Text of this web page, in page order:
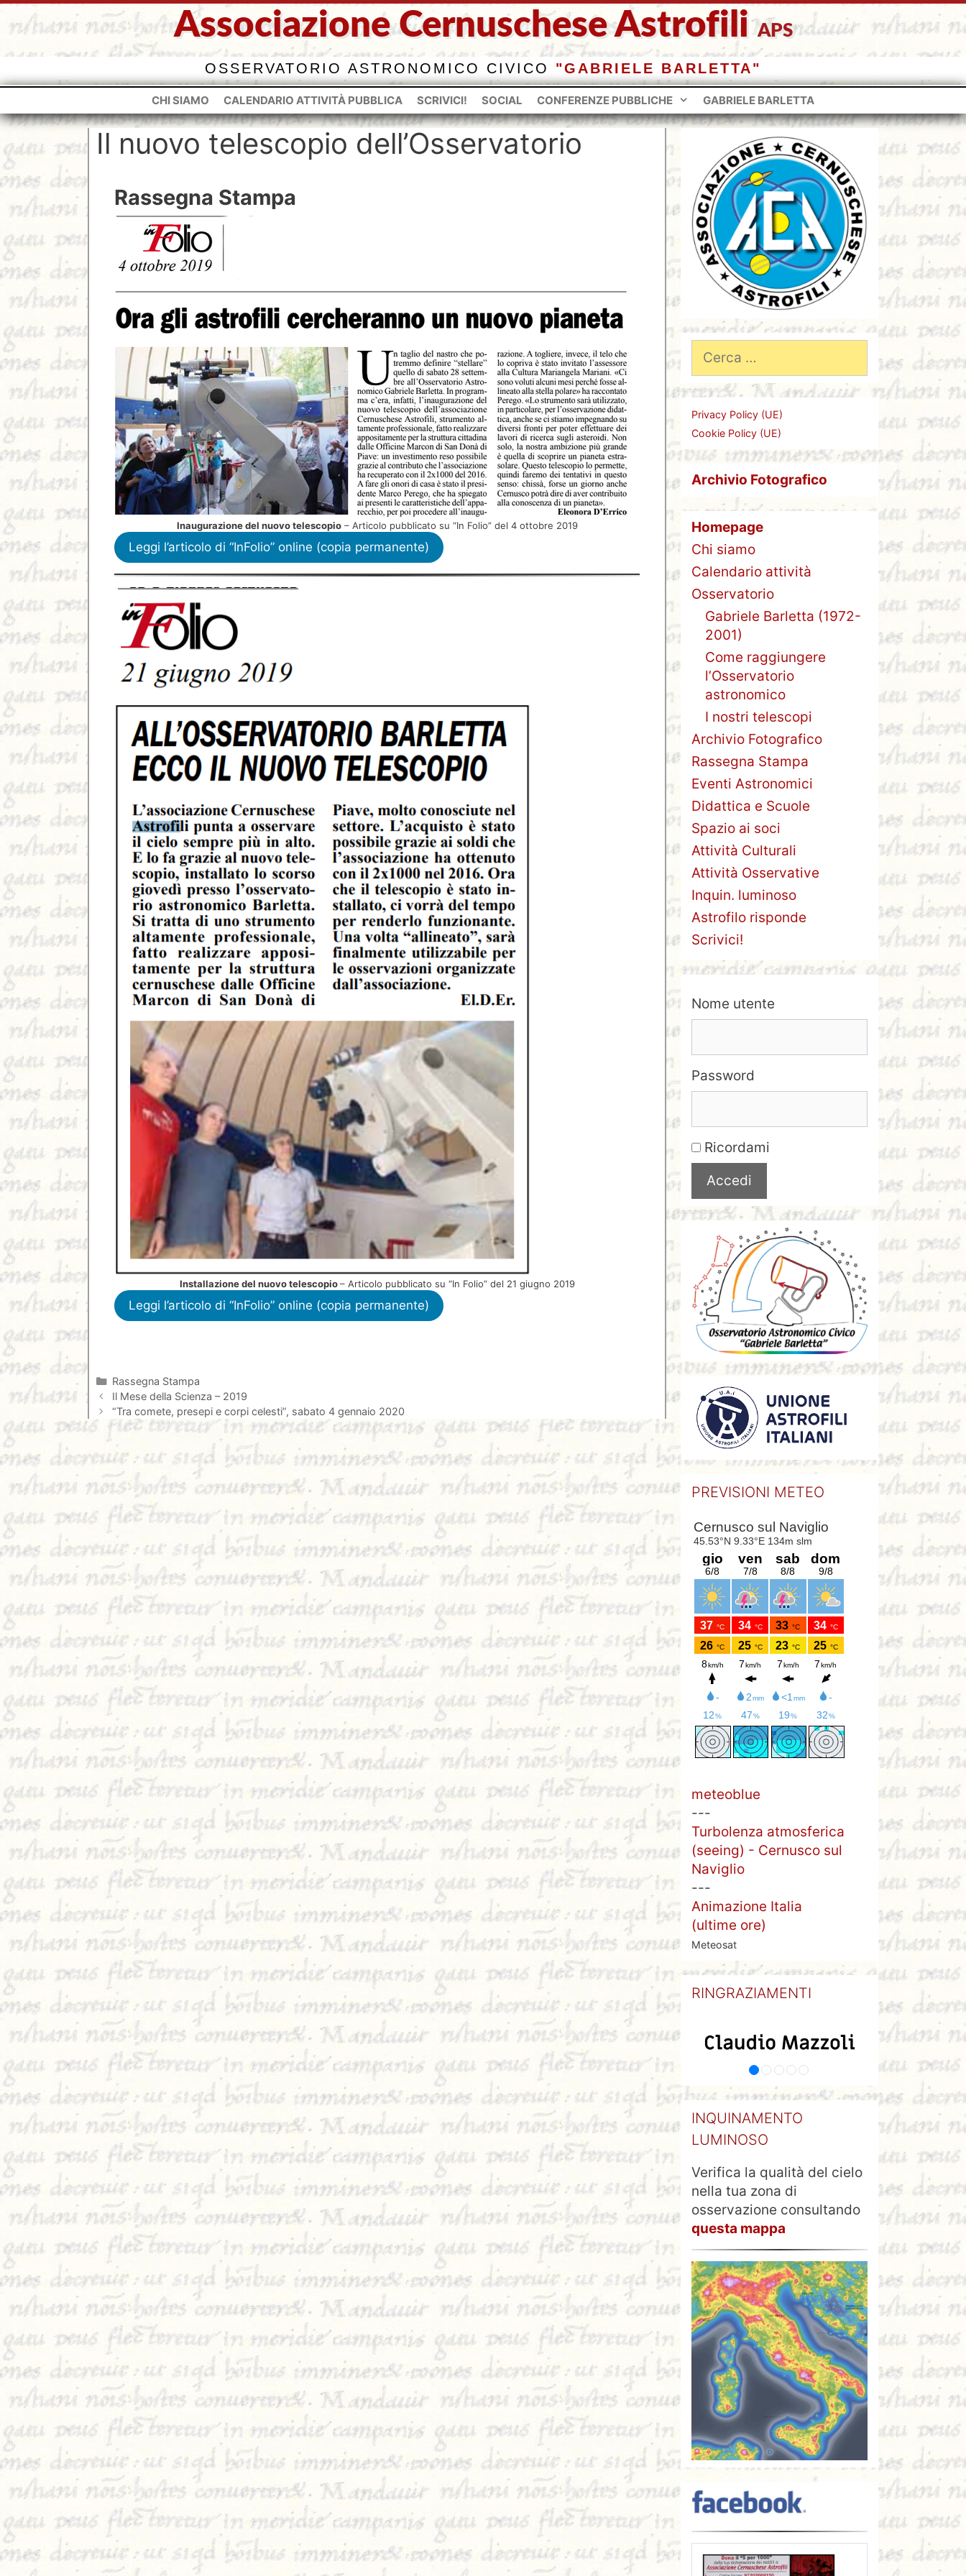
Vai
Associazione Cernuschese Astrofili APS
OSSERVATORIO ASTRONOMICO CIVICO "GABRIELE BARLETTA"
CHI SIAMO CALENDARIO ATTIVITÀ PUBBLICA SCRIVICI! SOCIAL CONFERENZE PUBBLICHE GABRIELE BARLETTA
Il nuovo telescopio dell’Osservatorio
Rassegna Stampa
Inaugurazione del nuovo telescopio– Articolo pubblicato su “In Folio” del 4 ottobre 2019
Leggi l’articolo di “InFolio” online (copia permanente)
Installazione del nuovo telescopio– Articolo pubblicato su “In Folio” del 21 giugno 2019
Leggi l’articolo di “InFolio” online (copia permanente)
Categorie
Rassegna Stampa
Il Mese della Scienza – 2019
“Tra comete, presepi e corpi celesti”, sabato 4 gennaio 2020
Ricerca
per:
Privacy Policy (UE)
Cookie Policy (UE)
Archivio Fotografico
Homepage
Chi siamo
Calendario attività
Osservatorio
Gabriele Barletta (1972-
2001)
Come raggiungere
l’Osservatorio
astronomico
I nostri telescopi
Archivio Fotografico
Rassegna Stampa
Eventi Astronomici
Didattica e Scuole
Spazio ai soci
Attività Culturali
Attività Osservative
Inquin. luminoso
Astrofilo risponde
Scrivici!
Nome utente
Password
Ricordami
PREVISIONI METEO
meteoblue
---
Turbolenza atmosferica
(seeing) - Cernusco sul
Naviglio
---
Animazione Italia
(ultime ore)
Meteosat
RINGRAZIAMENTI
INQUINAMENTO
LUMINOSO
Verifica la qualità del cielo
nella tua zona di
osservazione consultando
questa mappa